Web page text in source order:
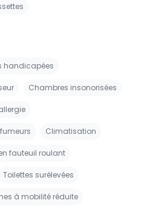
handicapées
Chambres insonorisées
Climatisation
fauteuil roulant
Toilettes surélevées
à mobilité réduite